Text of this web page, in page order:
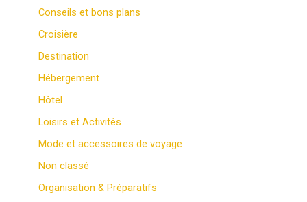
Conseils et bons plans
Croisière
Destination
Hébergement
Hôtel
Loisirs et Activités
Mode et accessoires de voyage
Non classé
Organisation & Préparatifs